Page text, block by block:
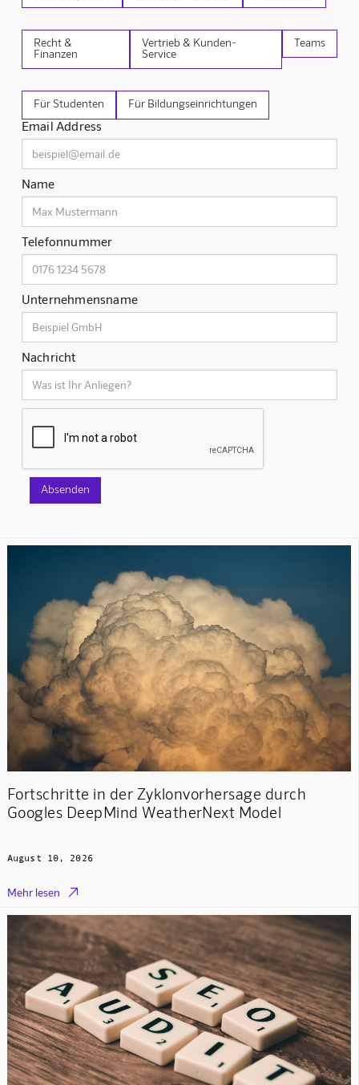
Recht &
Finanzen
Vertrieb & Kunden-
Service
Teams
Für Studenten Für Bildungseinrichtungen
Email Address
Name
Telefonnummer
Unternehmensname
Nachricht
Fortschritte in der Zyklonvorhersage durch
Googles DeepMind WeatherNext Model
August 10, 2026
Mehr lesen 